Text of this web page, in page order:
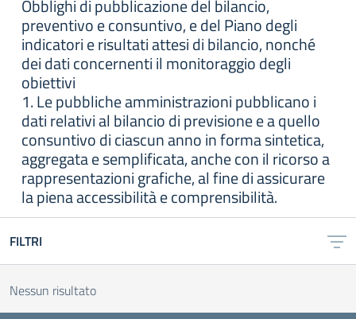
Obblighi di pubblicazione del bilancio,
preventivo e consuntivo, e del Piano degli
indicatori e risultati attesi di bilancio, nonché
dei dati concernenti il monitoraggio degli
obiettivi
1. Le pubbliche amministrazioni pubblicano i
dati relativi al bilancio di previsione e a quello
consuntivo di ciascun anno in forma sintetica,
aggregata e semplificata, anche con il ricorso a
rappresentazioni grafiche, al fine di assicurare
la piena accessibilità e comprensibilità.
FILTRI
Nessun risultato